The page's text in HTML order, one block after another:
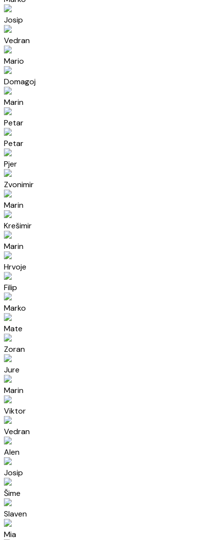
Josip
Vedran
Mario
Domagoj
Marin
Petar
Petar
Pjer
Zvonimir
Marin
Krešimir
Marin
Hrvoje
Filip
Marko
Mate
Zoran
Jure
Marin
Viktor
Vedran
Alen
Josip
Šime
Slaven
Mia